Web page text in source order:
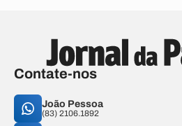
Contate-nos
João Pessoa
(83) 2106.1892